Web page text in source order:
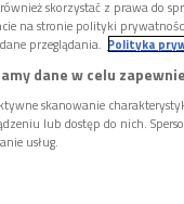
skorzystać z prawa do
na stronie polityki
przeglądania. Polityka
dane w celu
skanowanie
lub dostęp do nich.
usług.